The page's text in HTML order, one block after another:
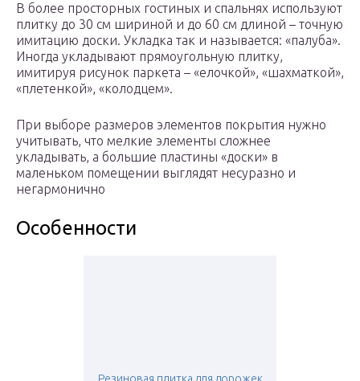
В более просторных гостиных и спальнях используют
плитку до 30 см шириной и до 60 см длиной – точную
имитацию доски. Укладка так и называется: «палуба».
Иногда укладывают прямоугольную плитку,
имитируя рисунок паркета – «елочкой», «шахматкой»,
«плетенкой», «колодцем».
При выборе размеров элементов покрытия нужно
учитывать, что мелкие элементы сложнее
укладывать, а большие пластины «доски» в
маленьком помещении выглядят несуразно и
негармонично
Особенности